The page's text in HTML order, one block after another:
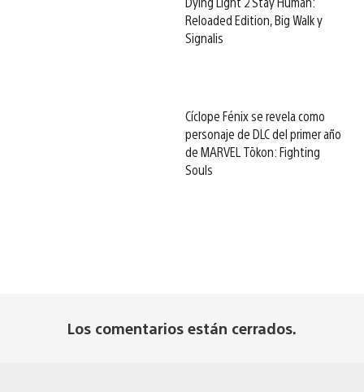
Reloaded Edition, Big Walk y
Signalis
Cíclope Fénix se revela como
personaje de DLC del primer año
de MARVEL Tōkon: Fighting
Souls
Los comentarios están cerrados.